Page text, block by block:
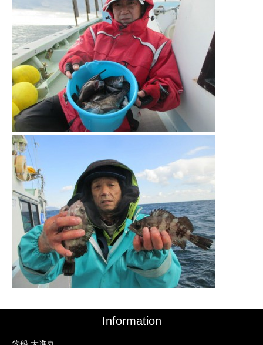
Information